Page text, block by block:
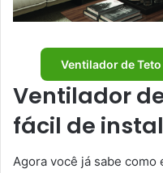
Ventilador de
Ventilador
fácil de
Agora você já sabe como